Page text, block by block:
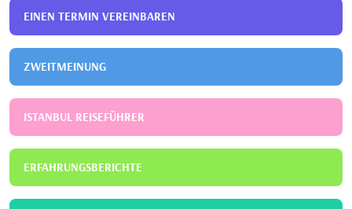
EINEN TERMIN VEREINBAREN
ZWEITMEINUNG
ISTANBUL REISEFÜHRER
ERFAHRUNGSBERICHTE